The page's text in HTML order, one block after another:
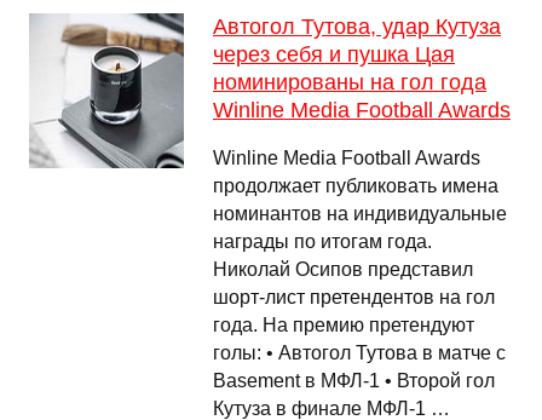
Автогол Тутова, удар Кутуза
через себя и пушка Цая
номинированы на гол года
Winline Media Football Awards
Winline Media Football Awards
продолжает публиковать имена
номинантов на индивидуальные
награды по итогам года.
Николай Осипов представил
шорт-лист претендентов на гол
года. На премию претендуют
голы: • Автогол Тутова в матче с
Basement в МФЛ-1 • Второй гол
Кутуза в финале МФЛ-1 …